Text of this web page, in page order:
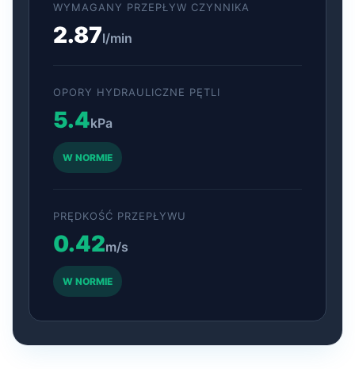
WYMAGANY PRZEPŁYW CZYNNIKA
2.87l/min
OPORY HYDRAULICZNE PĘTLI
5.4kPa
W NORMIE
PRĘDKOŚĆ PRZEPŁYWU
0.42m/s
W NORMIE